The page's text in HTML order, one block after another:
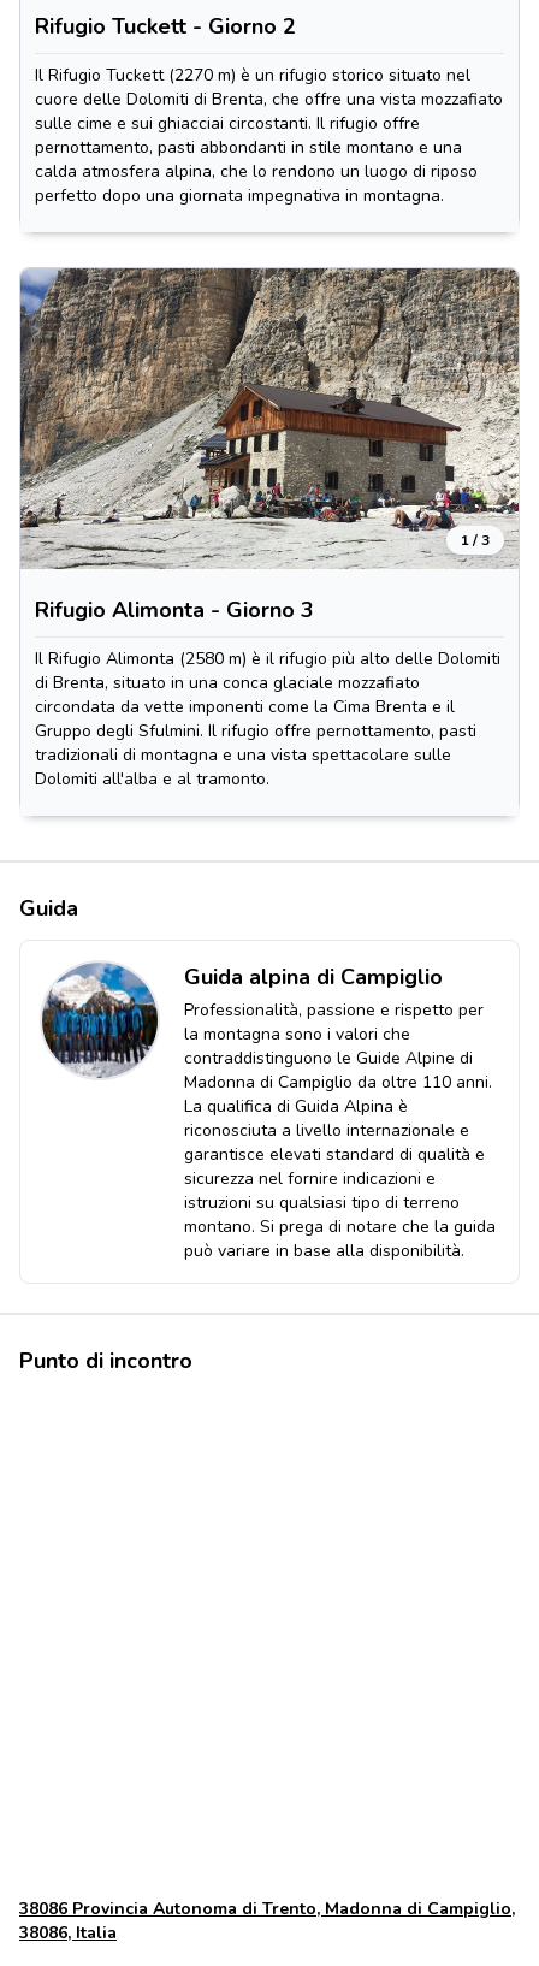
Rifugio Tuckett - Giorno 2
Il Rifugio Tuckett (2270 m) è un rifugio storico situato nel
cuore delle Dolomiti di Brenta, che offre una vista mozzafiato
sulle cime e sui ghiacciai circostanti. Il rifugio offre
pernottamento, pasti abbondanti in stile montano e una
calda atmosfera alpina, che lo rendono un luogo di riposo
perfetto dopo una giornata impegnativa in montagna.
1 / 3
Rifugio Alimonta - Giorno 3
Il Rifugio Alimonta (2580 m) è il rifugio più alto delle Dolomiti
di Brenta, situato in una conca glaciale mozzafiato
circondata da vette imponenti come la Cima Brenta e il
Gruppo degli Sfulmini. Il rifugio offre pernottamento, pasti
tradizionali di montagna e una vista spettacolare sulle
Dolomiti all'alba e al tramonto.
Guida
Guida alpina di Campiglio
Professionalità, passione e rispetto per
la montagna sono i valori che
contraddistinguono le Guide Alpine di
Madonna di Campiglio da oltre 110 anni.
La qualifica di Guida Alpina è
riconosciuta a livello internazionale e
garantisce elevati standard di qualità e
sicurezza nel fornire indicazioni e
istruzioni su qualsiasi tipo di terreno
montano. Si prega di notare che la guida
può variare in base alla disponibilità.
Punto di incontro
38086 Provincia Autonoma di Trento, Madonna di Campiglio,
38086, Italia